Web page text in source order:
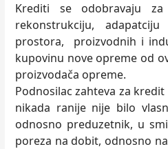
Krediti se odobravaju za
rekonstrukciju,
prostora, proizvodnih i
kupovinu nove opreme od
proizvodača opreme.
Podnosilac zahteva za
nikada ranije nije bilo
odnosno preduzetnik, u
poreza na dobit, odnosno